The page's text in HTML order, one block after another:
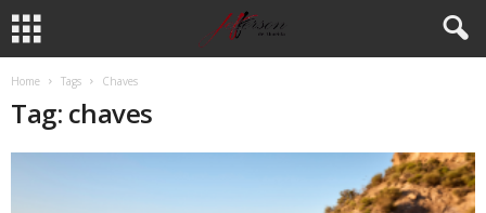
Home Tags Chaves
Tag: chaves